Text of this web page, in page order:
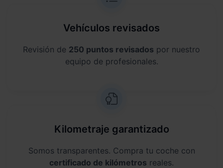
Vehículos revisados
Revisión de 250 puntos revisados por nuestro
equipo de profesionales.
Kilometraje garantizado
Somos transparentes. Compra tu coche con
certificado de kilómetros reales.